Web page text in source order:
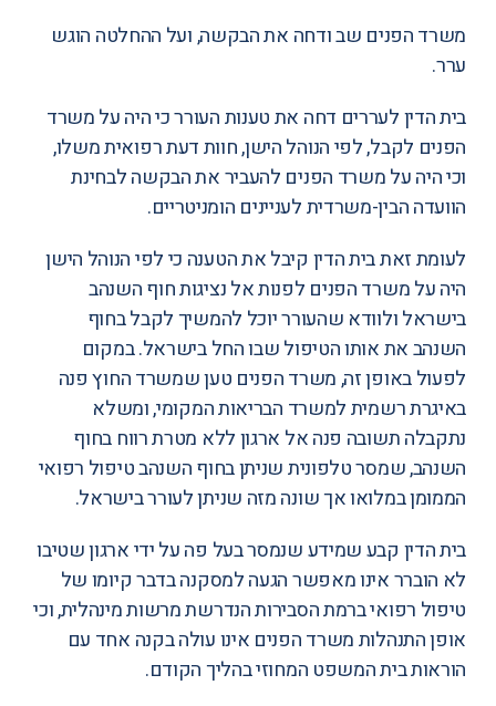
משרד הפנים שב ודחה את הבקשה, ועל ההחלטה הוגש
ערר.
בית הדין לעררים דחה את טענות העורר כי היה על משרד
הפנים לקבל, לפי הנוהל הישן, חוות דעת רפואית משלו,
וכי היה על משרד הפנים להעביר את הבקשה לבחינת
הוועדה הבין-משרדית לעניינים הומניטריים.
לעומת זאת בית הדין קיבל את הטענה כי לפי הנוהל הישן
היה על משרד הפנים לפנות אל נציגות חוף השנהב
בישראל ולוודא שהעורר יוכל להמשיך לקבל בחוף
השנהב את אותו הטיפול שבו החל בישראל. במקום
לפעול באופן זה, משרד הפנים טען שמשרד החוץ פנה
באיגרת רשמית למשרד הבריאות המקומי, ומשלא
נתקבלה תשובה פנה אל ארגון ללא מטרת רווח בחוף
השנהב, שמסר טלפונית שניתן בחוף השנהב טיפול רפואי
הממומן במלואו אך שונה מזה שניתן לעורר בישראל.
בית הדין קבע שמידע שנמסר בעל פה על ידי ארגון שטיבו
לא הוברר אינו מאפשר הגעה למסקנה בדבר קיומו של
טיפול רפואי ברמת הסבירות הנדרשת מרשות מינהלית, וכי
אופן התנהלות משרד הפנים אינו עולה בקנה אחד עם
הוראות בית המשפט המחוזי בהליך הקודם.